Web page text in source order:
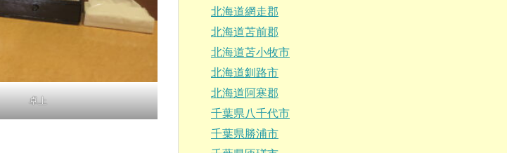
卓上
北海道網走郡
北海道苫前郡
北海道苫小牧市
北海道釧路市
北海道阿寒郡
千葉県八千代市
千葉県勝浦市